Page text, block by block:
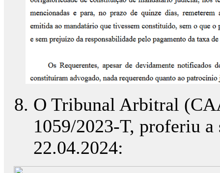
O Tribunal Arbitral
1059/2023-T, proferiu a
22.04.2024: